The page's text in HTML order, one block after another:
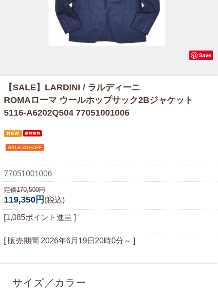
Save
【SALE】 LARDINI / ラルディーニ
ROMAローマ ウールホップサック2Bジャケット
5116-A6202Q504 77051001006
77051001006
定価170,500円
119,350円 (税込)
[1,085ポイント進呈 ]
[ 販売期間 2026年6月19日20時0分 ～ ]
サイズ／カラー